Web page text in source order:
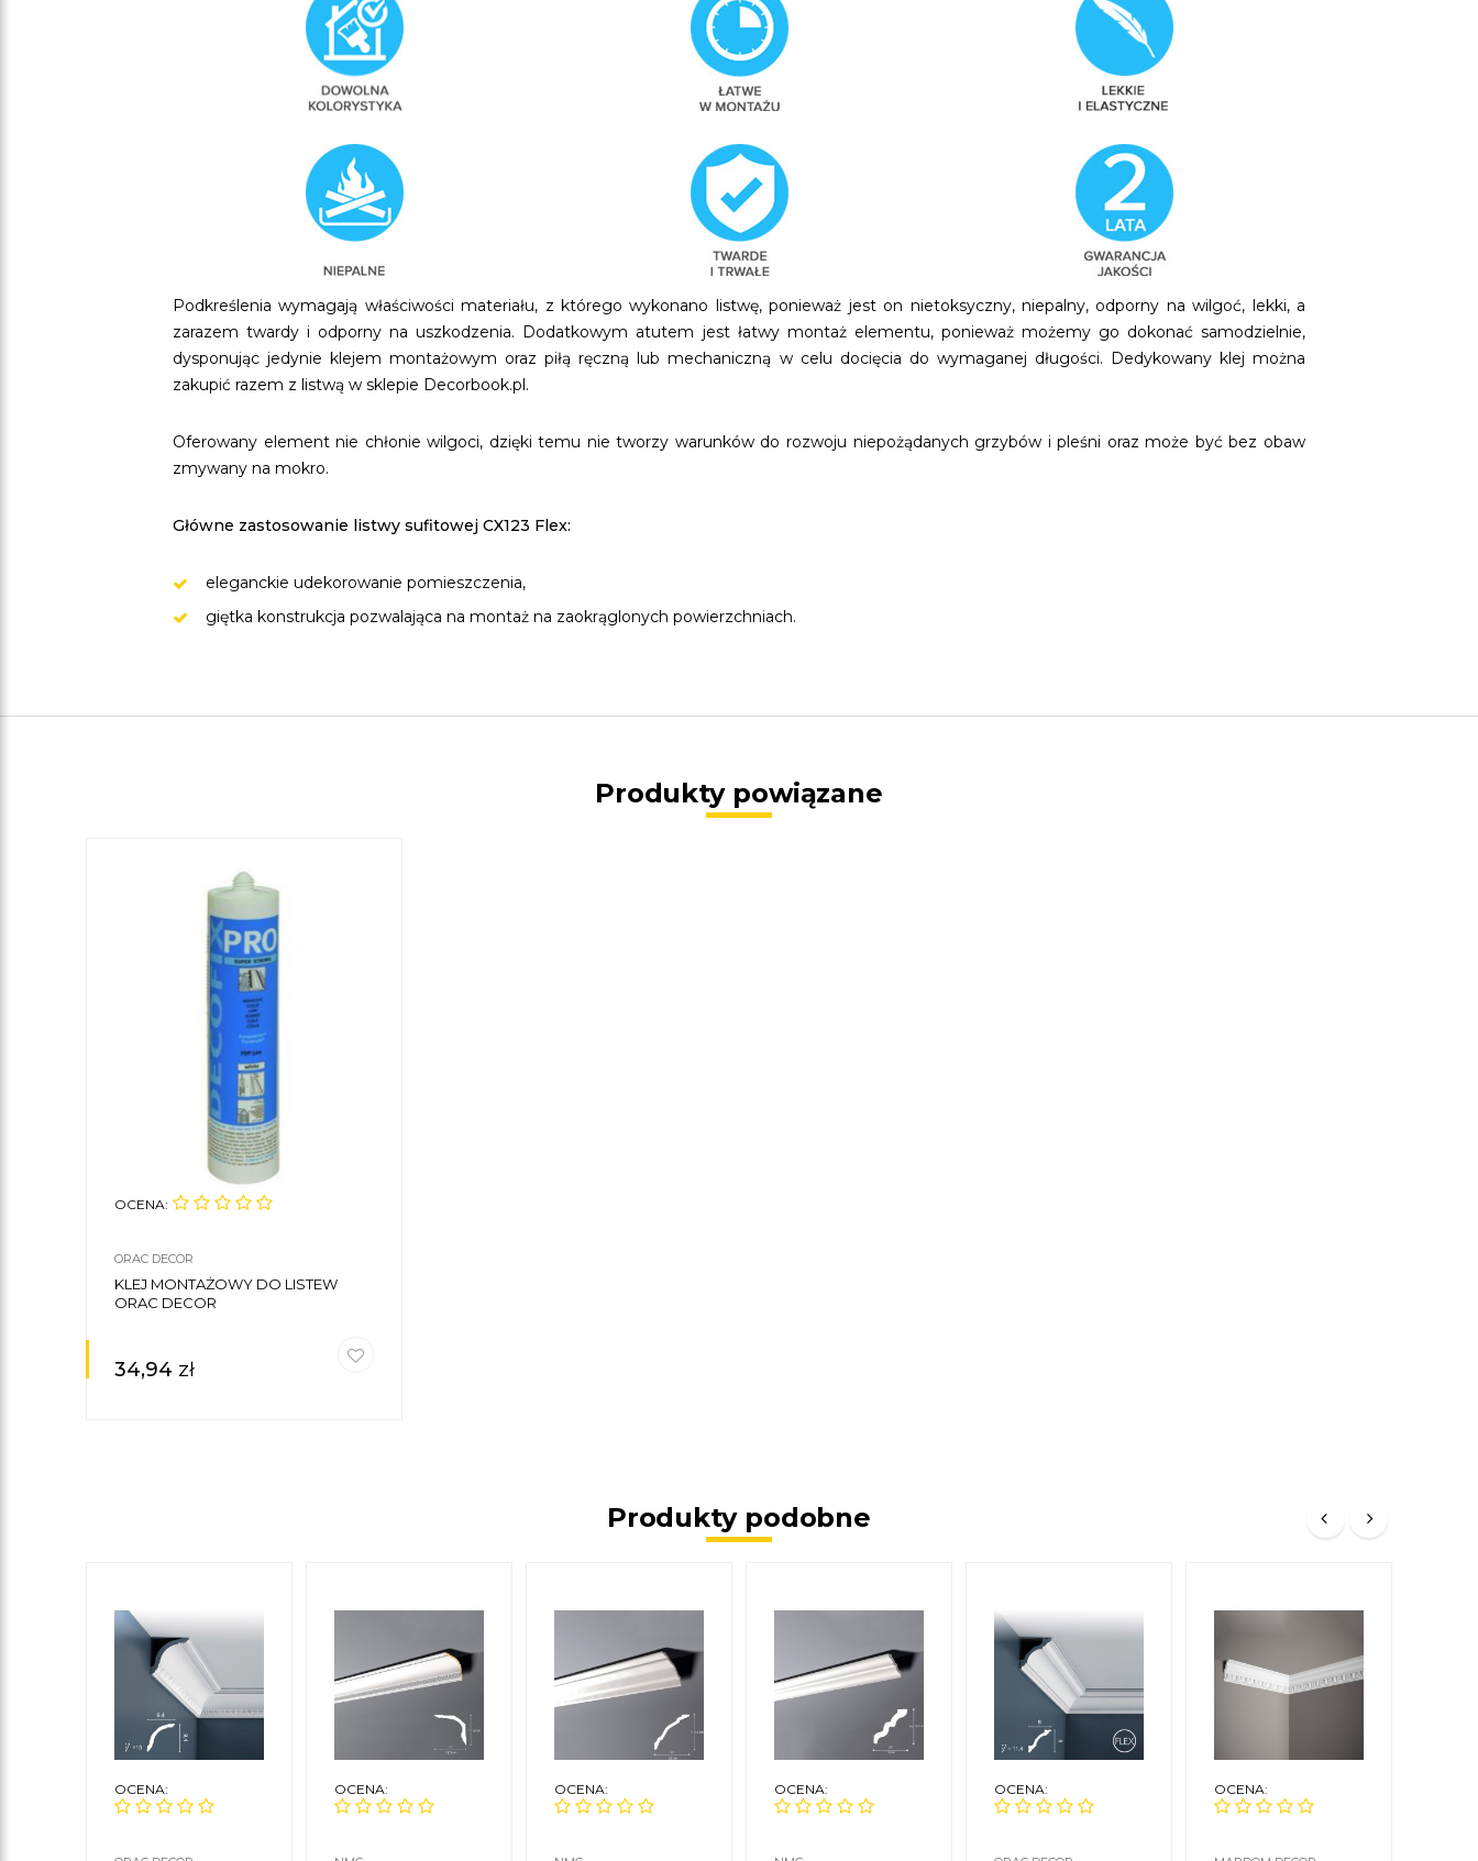
Podkreślenia wymagają właściwości materiału, z którego wykonano listwę, ponieważ jest on nietoksyczny, niepalny, odporny na wilgoć, lekki, a
zarazem twardy i odporny na uszkodzenia. Dodatkowym atutem jest łatwy montaż elementu, ponieważ możemy go dokonać samodzielnie,
dysponując jedynie klejem montażowym oraz piłą ręczną lub mechaniczną w celu docięcia do wymaganej długości. Dedykowany klej można
zakupić razem z listwą w sklepie Decorbook.pl.
Oferowany element nie chłonie wilgoci, dzięki temu nie tworzy warunków do rozwoju niepożądanych grzybów i pleśni oraz może być bez obaw
zmywany na mokro.
Główne zastosowanie listwy sufitowej CX123 Flex:
eleganckie udekorowanie pomieszczenia,
giętka konstrukcja pozwalająca na montaż na zaokrąglonych powierzchniach.
Produkty powiązane
OCENA:
ORAC DECOR
KLEJ MONTAŻOWY DO LISTEW
ORAC DECOR
34,94 zł
Produkty podobne
OCENA: OCENA: OCENA: OCENA: OCENA: OCENA: